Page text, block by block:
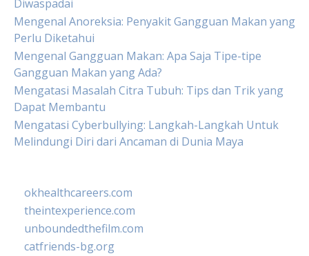
Diwaspadai
Mengenal Anoreksia: Penyakit Gangguan Makan yang
Perlu Diketahui
Mengenal Gangguan Makan: Apa Saja Tipe-tipe
Gangguan Makan yang Ada?
Mengatasi Masalah Citra Tubuh: Tips dan Trik yang
Dapat Membantu
Mengatasi Cyberbullying: Langkah-Langkah Untuk
Melindungi Diri dari Ancaman di Dunia Maya
okhealthcareers.com
theintexperience.com
unboundedthefilm.com
catfriends-bg.org